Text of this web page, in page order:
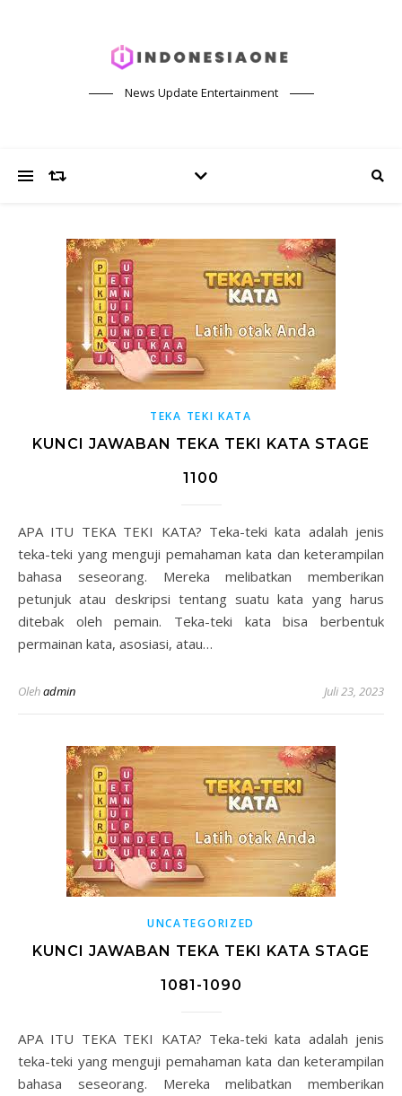
News Update Entertainment
TEKA TEKI KATA
KUNCI JAWABAN TEKA TEKI KATA STAGE
1100
APA ITU TEKA TEKI KATA? Teka-teki kata adalah jenis
teka-teki yang menguji pemahaman kata dan keterampilan
bahasa seseorang. Mereka melibatkan memberikan
petunjuk atau deskripsi tentang suatu kata yang harus
ditebak oleh pemain. Teka-teki kata bisa berbentuk
permainan kata, asosiasi, atau…
Olehadmin Juli 23, 2023
UNCATEGORIZED
KUNCI JAWABAN TEKA TEKI KATA STAGE
1081-1090
APA ITU TEKA TEKI KATA? Teka-teki kata adalah jenis
teka-teki yang menguji pemahaman kata dan keterampilan
bahasa seseorang. Mereka melibatkan memberikan